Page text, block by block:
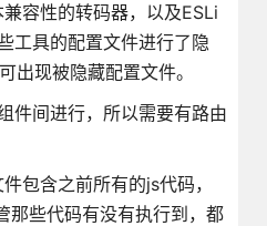
容性的转码器，以及ESLi
工具的配置文件进行了隐
现被隐藏配置文件。
件间进行，所以需要有路由
包含之前所有的js代码，
那些代码有没有执行到，都